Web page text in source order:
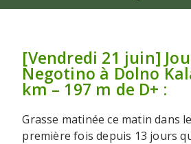
[Vendredi 21 juin]
Negotino à Dolno
km – 197 m de D+ :
Grasse matinée ce matin dans
première fois depuis 13 jours